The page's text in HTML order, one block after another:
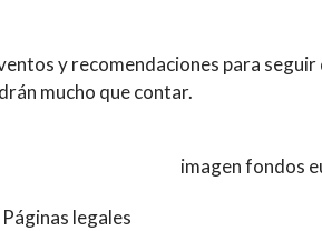
y recomendaciones para seguir
mucho que contar.
Páginas legales